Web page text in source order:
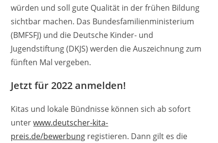
würden und soll gute Qualität in der frühen Bildung
sichtbar machen. Das Bundesfamilienministerium
(BMFSFJ) und die Deutsche Kinder- und
Jugendstiftung (DKJS) werden die Auszeichnung zum
fünften Mal vergeben.
Jetzt für 2022 anmelden!
Kitas und lokale Bündnisse können sich ab sofort
unterwww.deutscher-kita-
preis.de/bewerbung registieren. Dann gilt es die